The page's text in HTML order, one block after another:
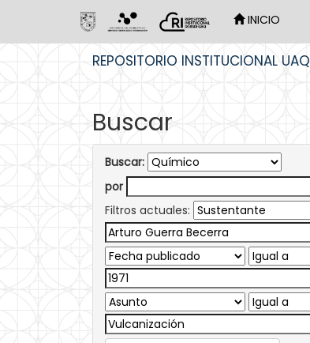
INICIO
REPOSITORIO INSTITUCIONAL UAQ
Buscar
Buscar:
por
Filtros actuales: